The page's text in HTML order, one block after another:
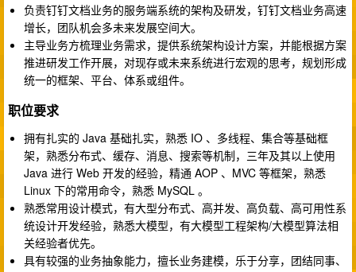
负责钉钉文档业务的服务端系统的架构及研发，钉钉文档业务高速
增长，团队机会多未来发展空间大。
主导业务方梳理业务需求，提供系统架构设计方案，并能根据方案
推进研发工作开展，对现存或未来系统进行宏观的思考，规划形成
统一的框架、平台、体系或组件。
职位要求​​
拥有扎实的 Java 基础扎实，熟悉 IO 、多线程、集合等基础框
架，熟悉分布式、缓存、消息、搜索等机制，三年及其以上使用
Java 进行 Web 开发的经验，精通 AOP 、MVC 等框架，熟悉
Linux 下的常用命令，熟悉 MySQL 。
熟悉常用设计模式，有大型分布式、高并发、高负载、高可用性系
统设计开发经验，熟悉大模型，有大模型工程架构/大模型算法相
关经验者优先。
具有较强的业务抽象能力，擅长业务建模，乐于分享，团结同事、